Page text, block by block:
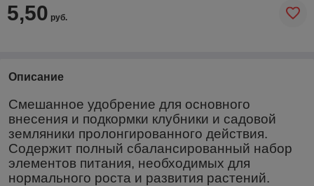
5,50 руб.
Описание
Смешанное удобрение для основного
внесения и подкормки клубники и садовой
земляники пролонгированного действия.
Содержит полный сбалансированный набор
элементов питания, необходимых для
нормального роста и развития растений.